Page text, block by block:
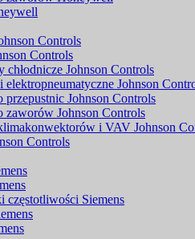
Controls
Controls
chłodnicze Johnson Controls
elektropneumatyczne Johnson
przepustnic Johnson Controls
zaworów Johnson Controls
i VAV Johnson
Controls
częstotliwości Siemens